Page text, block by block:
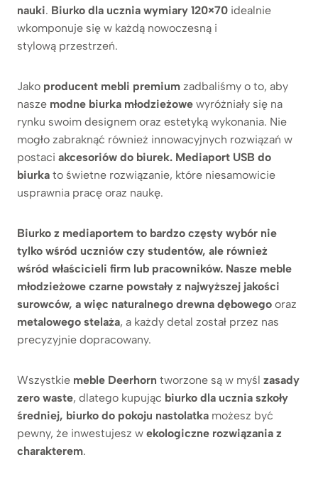
nauki. Biurko dla ucznia wymiary 120×70 idealnie
wkomponuje się w każdą nowoczesną i
stylową przestrzeń.
Jako producent mebli premium zadbaliśmy o to, aby
nasze modne biurka młodzieżowe wyróżniały się na
rynku swoim designem oraz estetyką wykonania. Nie
mogło zabraknąć również innowacyjnych rozwiązań w
postaci akcesoriów do biurek. Mediaport USB do
biurka to świetne rozwiązanie, które niesamowicie
usprawnia pracę oraz naukę.
Biurko z mediaportem to bardzo częsty wybór nie
tylko wśród uczniów czy studentów, ale również
wśród właścicieli firm lub pracowników. Nasze meble
młodzieżowe czarne powstały z najwyższej jakości
surowców, a więc naturalnego drewna dębowego oraz
metalowego stelaża, a każdy detal został przez nas
precyzyjnie dopracowany.
Wszystkie meble Deerhorn tworzone są w myśl zasady
zero waste, dlatego kupując biurko dla ucznia szkoły
średniej, biurko do pokoju nastolatka możesz być
pewny, że inwestujesz w ekologiczne rozwiązania z
charakterem.